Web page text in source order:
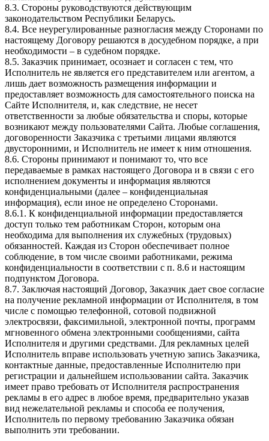
8.3. Стороны руководствуются действующим
законодательством Республики Беларусь.
8.4. Все неурегулированные разногласия между Сторонами по
настоящему Договору решаются в досудебном порядке, а при
необходимости – в судебном порядке.
8.5. Заказчик принимает, осознает и согласен с тем, что
Исполнитель не является его представителем или агентом, а
лишь дает возможность размещения информации и
предоставляет возможность для самостоятельного поиска на
Сайте Исполнителя, и, как следствие, не несет
ответственности за любые обязательства и споры, которые
возникают между пользователями Сайта. Любые соглашения,
договоренности Заказчика с третьими лицами являются
двусторонними, и Исполнитель не имеет к ним отношения.
8.6. Стороны принимают и понимают то, что все
передаваемые в рамках настоящего Договора и в связи с его
исполнением документы и информация являются
конфиденциальными (далее – конфиденциальная
информация), если иное не определено Сторонами.
8.6.1. К конфиденциальной информации предоставляется
доступ только тем работникам Сторон, которым она
необходима для выполнения их служебных (трудовых)
обязанностей. Каждая из Сторон обеспечивает полное
соблюдение, в том числе своими работниками, режима
конфиденциальности в соответствии с п. 8.6 и настоящим
подпунктом Договора.
8.7. Заключая настоящий Договор, Заказчик дает свое согласие
на получение рекламной информации от Исполнителя, в том
числе с помощью телефонной, сотовой подвижной
электросвязи, факсимильной, электронной почты, программ
мгновенного обмена электронными сообщениями, сайта
Исполнителя и другими средствами. Для рекламных целей
Исполнитель вправе использовать учетную запись Заказчика,
контактные данные, предоставленные Исполнителю при
регистрации и дальнейшем использовании сайта. Заказчик
имеет право требовать от Исполнителя распространения
рекламы в его адрес в любое время, предварительно указав
вид нежелательной рекламы и способа ее получения,
Исполнитель по первому требованию Заказчика обязан
выполнить эти требовании.